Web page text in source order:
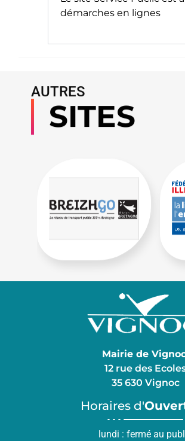
démarches en lignes
AUTRES
SITES
Mairie de
12 rue des
35 630 Vignoc
Horaires d'
lundi : fermé au